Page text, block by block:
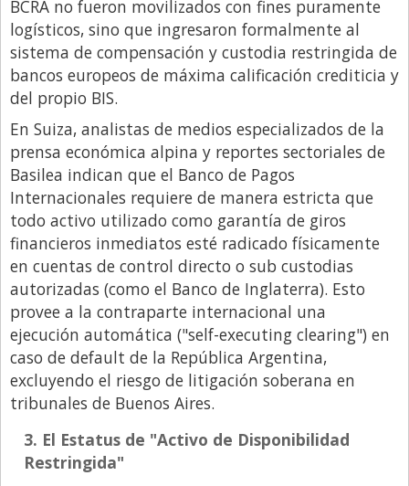
BCRA no fueron movilizados con fines puramente
logísticos, sino que ingresaron formalmente al
sistema de compensación y custodia restringida de
bancos europeos de máxima calificación crediticia y
del propio BIS.
En Suiza, analistas de medios especializados de la
prensa económica alpina y reportes sectoriales de
Basilea indican que el Banco de Pagos
Internacionales requiere de manera estricta que
todo activo utilizado como garantía de giros
financieros inmediatos esté radicado físicamente
en cuentas de control directo o sub custodias
autorizadas (como el Banco de Inglaterra). Esto
provee a la contraparte internacional una
ejecución automática ("self-executing clearing") en
caso de default de la República Argentina,
excluyendo el riesgo de litigación soberana en
tribunales de Buenos Aires.
3. El Estatus de "Activo de Disponibilidad
Restringida"